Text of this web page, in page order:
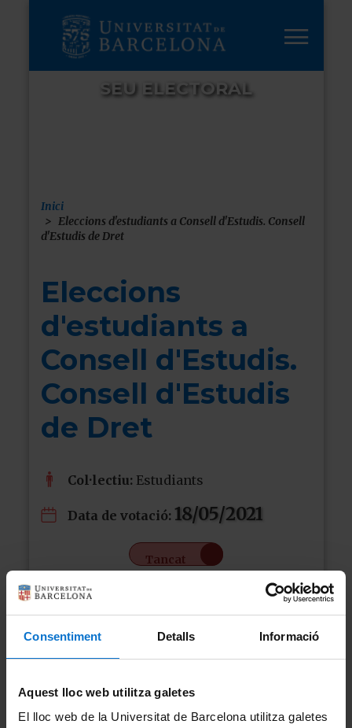
Consentiment Detalls Informació
Aquest lloc web utilitza galetes
El lloc web de la Universitat de Barcelona utilitza galetes
contingut
SEU ELECTORAL
Fil
Inici
Eleccions d'estudiants a Consell d'Estudis. Consell
d'Estudis de Dret
Eleccions
d'estudiants a
Consell d'Estudis.
Consell d'Estudis
de Dret
Col·lectiu: Estudiants
Data de votació: 18/05/2021
Tancat